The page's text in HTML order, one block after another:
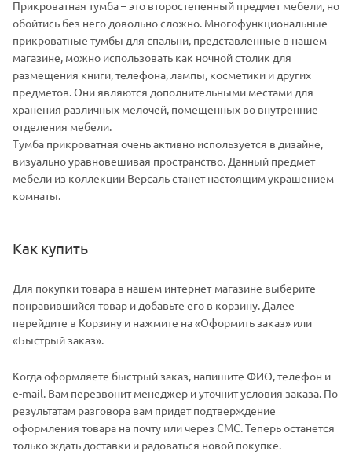
Прикроватная тумба – это второстепенный предмет мебели, но
обойтись без него довольно сложно. Многофункциональные
прикроватные тумбы для спальни, представленные в нашем
магазине, можно использовать как ночной столик для
размещения книги, телефона, лампы, косметики и других
предметов. Они являются дополнительными местами для
хранения различных мелочей, помещенных во внутренние
отделения мебели.
Тумба прикроватная очень активно используется в дизайне,
визуально уравновешивая пространство. Данный предмет
мебели из коллекции Версаль станет настоящим украшением
комнаты.
Как купить
Для покупки товара в нашем интернет-магазине выберите
понравившийся товар и добавьте его в корзину. Далее
перейдите в Корзину и нажмите на «Оформить заказ» или
«Быстрый заказ».
Когда оформляете быстрый заказ, напишите ФИО, телефон и
e-mail. Вам перезвонит менеджер и уточнит условия заказа. По
результатам разговора вам придет подтверждение
оформления товара на почту или через СМС. Теперь останется
только ждать доставки и радоваться новой покупке.